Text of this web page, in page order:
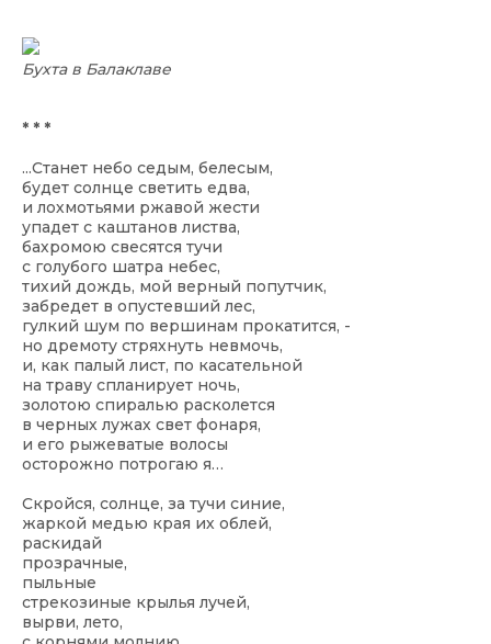
Бухта в Балаклаве
* * *
...Станет небо седым, белесым,
будет солнце светить едва,
и лохмотьями ржавой жести
упадет с каштанов листва,
бахромою свесятся тучи
с голубого шатра небес,
тихий дождь, мой верный попутчик,
забредет в опустевший лес,
гулкий шум по вершинам прокатится, -
но дремоту стряхнуть невмочь,
и, как палый лист, по касательной
на траву спланирует ночь,
золотою спиралью расколется
в черных лужах свет фонаря,
и его рыжеватые волосы
осторожно потрогаю я…
Скройся, солнце, за тучи синие,
жаркой медью края их облей,
раскидай
прозрачные,
пыльные
стрекозиные крылья лучей,
вырви, лето,